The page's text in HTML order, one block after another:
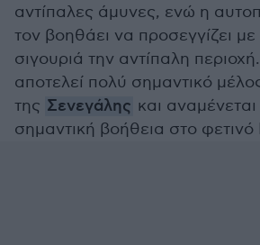
αντίπαλες άμυνες, ενώ η
τον βοηθάει να προσεγγίζει
σιγουριά την αντίπαλη
αποτελεί πολύ σημαντικό
της Σενεγάλης και
σημαντική βοήθεια στο